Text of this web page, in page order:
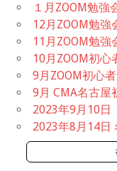
１月ZOOM勉強
12月ZOOM勉強
11月ZOOM勉強
10月ZOOM初心
9月ZOOM初心
9月 CMA名古屋
2023年9月10
2023年8月14日